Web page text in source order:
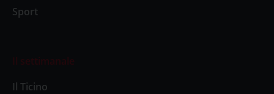
Sport
Il settimanale
Il Ticino